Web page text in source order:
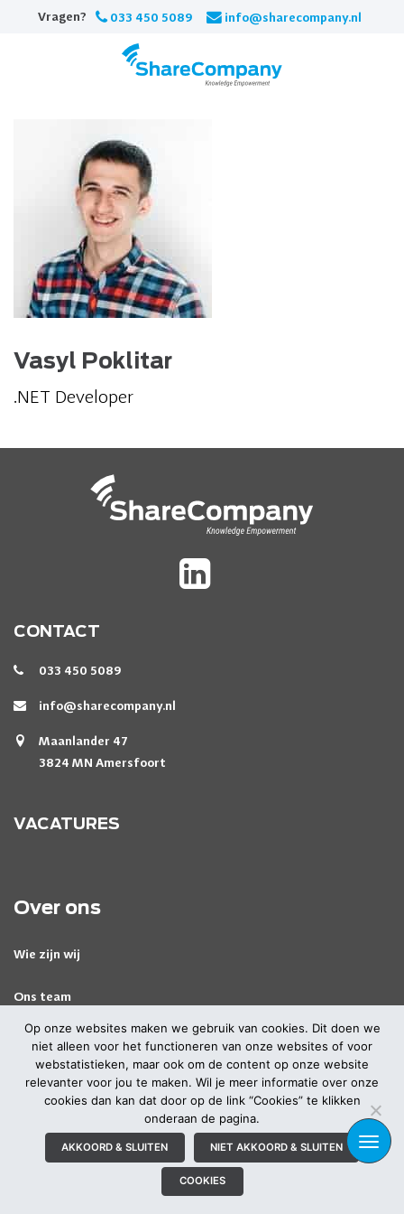
Vragen? 033 450 5089 info@sharecompany.nl
Vasyl Poklitar
.NET Developer
CONTACT
033 450 5089
info@sharecompany.nl
Maanlander 47
3824 MN Amersfoort
VACATURES
Over ons
Wie zijn wij
Ons team
© 2026 Alle rechten voorbehouden | Privacyverklaring |
Cookies
Bezoek ook onze brand websites:Atrea,BIQH,MediaMyne&
Incrowd
Op onze websites maken we gebruik van cookies. Dit doen we
niet alleen voor het functioneren van onze websites of voor
webstatistieken, maar ook om de content op onze website
relevanter voor jou te maken. Wil je meer informatie over onze
cookies dan kan dat door op de link “Cookies” te klikken
onderaan de pagina.
AKKOORD & SLUITEN NIET AKKOORD & SLUITEN
COOKIES